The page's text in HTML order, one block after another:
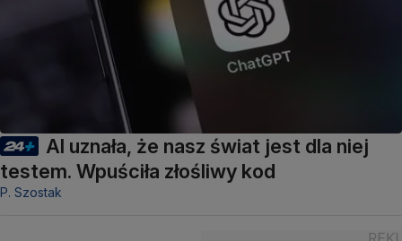
AI uznała, że nasz świat jest dla niej
testem. Wpuściła złośliwy kod
P. Szostak